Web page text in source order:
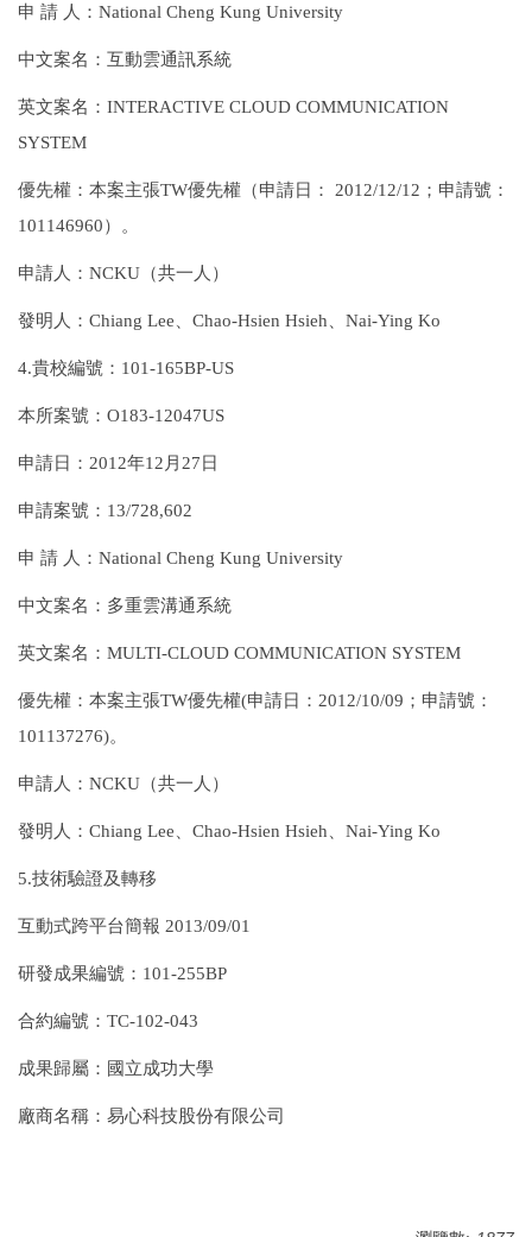
申 請 人：National Cheng Kung University
中文案名：互動雲通訊系統
英文案名：INTERACTIVE CLOUD COMMUNICATION
SYSTEM
優先權：本案主張TW優先權（申請日： 2012/12/12；申請號：
101146960）。
申請人：NCKU（共一人）
發明人：Chiang Lee、Chao-Hsien Hsieh、Nai-Ying Ko
4.貴校編號：101-165BP-US
本所案號：O183-12047US
申請日：2012年12月27日
申請案號：13/728,602
申 請 人：National Cheng Kung University
中文案名：多重雲溝通系統
英文案名：MULTI-CLOUD COMMUNICATION SYSTEM
優先權：本案主張TW優先權(申請日：2012/10/09；申請號：
101137276)。
申請人：NCKU（共一人）
發明人：Chiang Lee、Chao-Hsien Hsieh、Nai-Ying Ko
5.技術驗證及轉移
互動式跨平台簡報 2013/09/01
研發成果編號：101-255BP
合約編號：TC-102-043
成果歸屬：國立成功大學
廠商名稱：易心科技股份有限公司